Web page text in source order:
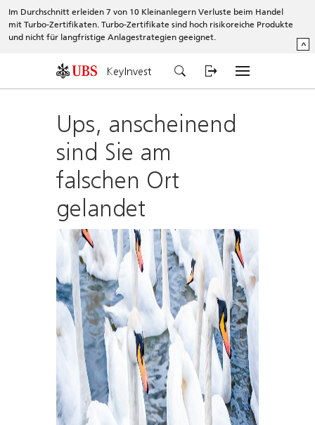
Im Durchschnitt erleiden 7 von 10 Kleinanlegern Verluste beim Handel
mit Turbo-Zertifikaten. Turbo-Zertifikate sind hoch risikoreiche Produkte
und nicht für langfristige Anlagestrategien geeignet.
^
KeyInvest
Ups, anscheinend
sind Sie am
falschen Ort
gelandet